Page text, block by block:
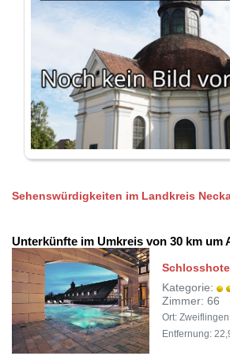
Sehenswürdigkeiten im Landkreis
Unterkünfte im Umkreis von 30 km um
Kategorie:
Zimmer: 66
Ort: Zweiflingen
Entfernung: